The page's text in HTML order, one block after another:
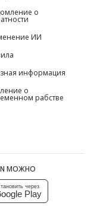
о
ИИ
информация
о
рабстве
МОЖНО
через
Play